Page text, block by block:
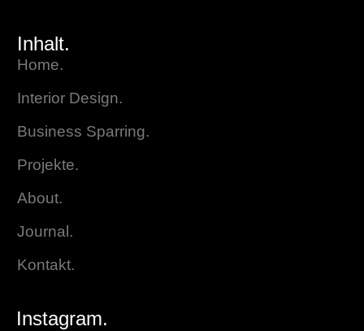
Inhalt.
Home.
Interior Design.
Business Sparring.
Projekte.
About.
Journal.
Kontakt.
Instagram.